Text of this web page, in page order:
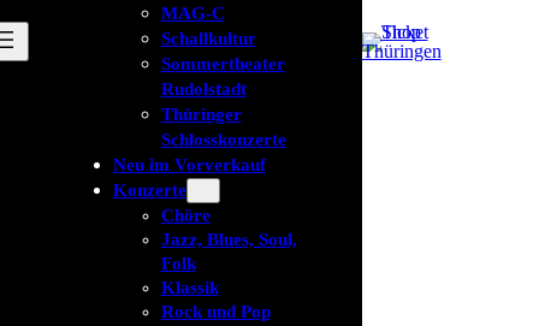
MAG-C
Schallkultur
Sommertheater
Rudolstadt
Thüringer
Schlosskonzerte
Neu im Vorverkauf
Konzerte
Chöre
Jazz, Blues, Soul,
Folk
Klassik
Rock und Pop